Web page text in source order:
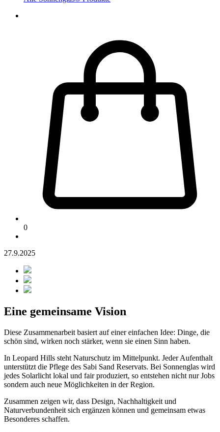
0
27.9.2025
Eine gemeinsame Vision
Diese Zusammenarbeit basiert auf einer einfachen Idee: Dinge, die
schön sind, wirken noch stärker, wenn sie einen Sinn haben.
In Leopard Hills steht Naturschutz im Mittelpunkt. Jeder Aufenthalt
unterstützt die Pflege des Sabi Sand Reservats. Bei Sonnenglas wird
jedes Solarlicht lokal und fair produziert, so entstehen nicht nur Jobs
sondern auch neue Möglichkeiten in der Region.
Zusammen zeigen wir, dass Design, Nachhaltigkeit und
Naturverbundenheit sich ergänzen können und gemeinsam etwas
Besonderes schaffen.